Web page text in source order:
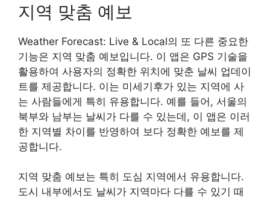
지역 맞춤 예보
Weather Forecast: Live & Local의 또 다른 중요한
기능은 지역 맞춤 예보입니다. 이 앱은 GPS 기술을
활용하여 사용자의 정확한 위치에 맞춘 날씨 업데이
트를 제공합니다. 이는 미세기후가 있는 지역에 사
는 사람들에게 특히 유용합니다. 예를 들어, 서울의
북부와 남부는 날씨가 다를 수 있는데, 이 앱은 이러
한 지역별 차이를 반영하여 보다 정확한 예보를 제
공합니다.
지역 맞춤 예보는 특히 도심 지역에서 유용합니다.
도시 내부에서도 날씨가 지역마다 다를 수 있기 때